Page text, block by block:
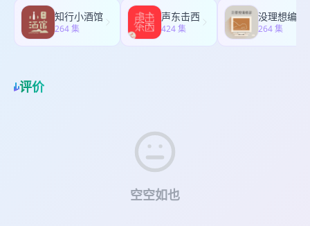
知行小酒馆
264 集
声东击西
424 集
没理想编辑
264 集
评价
空空如也